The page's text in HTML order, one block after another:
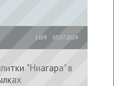
05.07.2024
1109
"Ниагара" в